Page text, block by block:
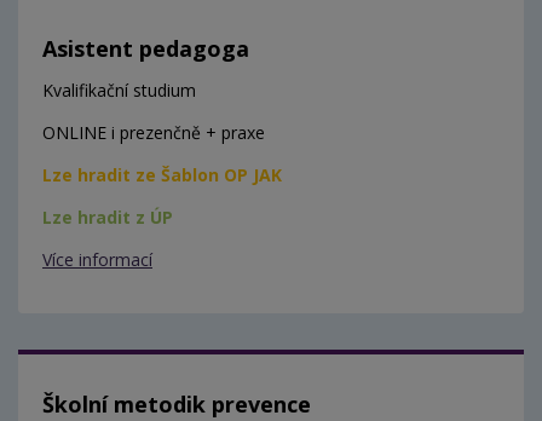
Asistent pedagoga
Kvalifikační studium
ONLINE i prezenčně + praxe
Lze hradit ze Šablon OP JAK
Lze hradit z ÚP
Více informací
Školní metodik prevence